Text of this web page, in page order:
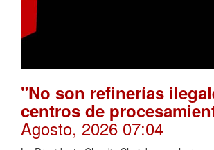
"No son refinerías
centros de
Agosto, 2026 07:04